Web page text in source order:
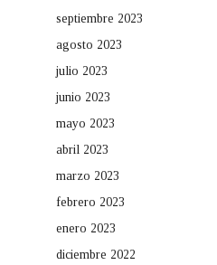
septiembre 2023
agosto 2023
julio 2023
junio 2023
mayo 2023
abril 2023
marzo 2023
febrero 2023
enero 2023
diciembre 2022